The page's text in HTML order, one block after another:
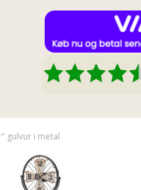
gulvur i metal